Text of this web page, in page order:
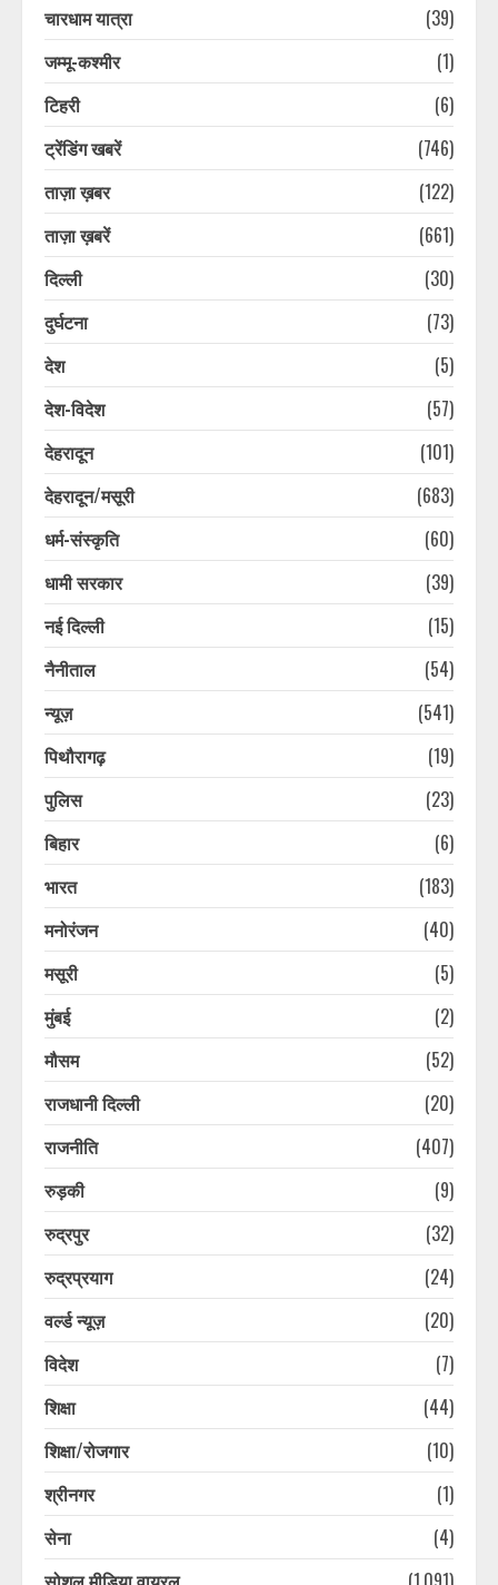
चारधाम यात्रा
(39)
जम्मू-कश्मीर
(1)
टिहरी
(6)
ट्रेंडिंग खबरें
(746)
ताज़ा ख़बर
(122)
ताज़ा ख़बरें
(661)
दिल्ली
(30)
दुर्घटना
(73)
देश
(5)
देश-विदेश
(57)
देहरादून
(101)
देहरादून/मसूरी
(683)
धर्म-संस्कृति
(60)
धामी सरकार
(39)
नई दिल्ली
(15)
नैनीताल
(54)
न्यूज़
(541)
पिथौरागढ़
(19)
पुलिस
(23)
बिहार
(6)
भारत
(183)
मनोरंजन
(40)
मसूरी
(5)
मुंबई
(2)
मौसम
(52)
राजधानी दिल्ली
(20)
राजनीति
(407)
रुड़की
(9)
रुद्रपुर
(32)
रुद्रप्रयाग
(24)
वर्ल्ड न्यूज़
(20)
विदेश
(7)
शिक्षा
(44)
शिक्षा/रोजगार
(10)
श्रीनगर
(1)
सेना
(4)
नैनीताल और मसूरी में सप्ताहांत से पहले
पर्यटकों की बढ़ी आवाजाही, पर्यटन कारोबार
में लौटी रौनक
4
देहरादून में स्मार्ट ट्रैफिक प्रबंधन परियोजना
जनगणना 2027 की तैयारी शुरू, उत्तराखंड
में 1 सितंबर से शुरू होगा विशेष गणना
August 6, 2026
उत्तराखंड में भारी बारिश का अलर्ट: कई
जिलों में तेज वर्षा और भूस्खलन की आशंका,
प्रशासन ने जारी की एडवाइजरी
7
चारधाम यात्रा पर मौसम की नजर: लगातार
बारिश के बीच प्रशासन सतर्क, श्रद्धालुओं से
चारधाम यात्रा मार्गों पर सुरक्षा और यातायात
व्यवस्था होगी और सख्त, श्रद्धालुओं की